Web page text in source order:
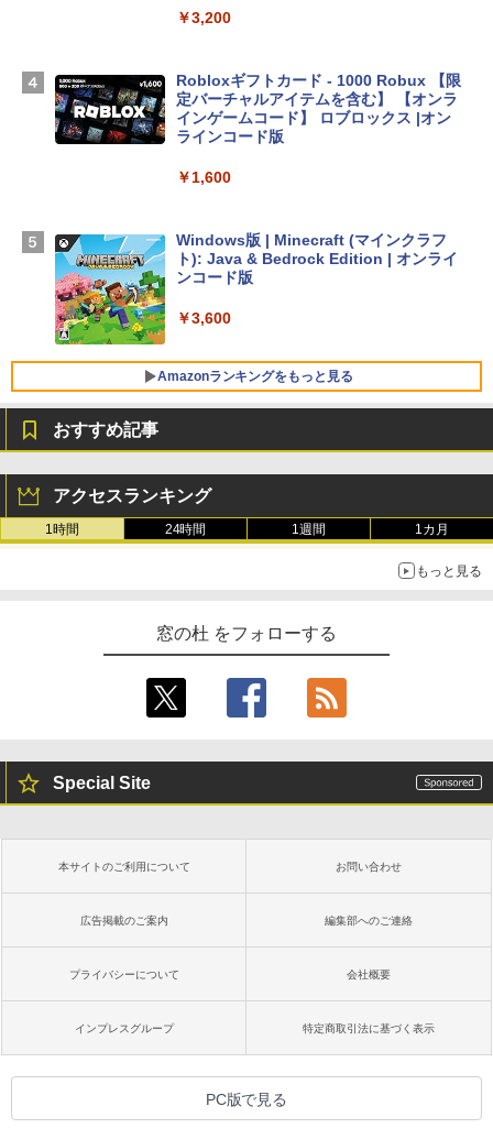
igence、13.6インチLiquid Retinaディ
ームカメラ、日本語キーボード、Touch I
D - ミッドナイト
￥298,901
SSD インテル Core 5
￥129,800
Core i5/16GB/SSD 512GB/ホワイト) FM
VWK3E15W_AZ
￥3,200
Robloxギフトカード - 1000 Robux 【限
定バーチャルアイテムを含む】 【オンラ
インゲームコード】 ロブロックス |オン
ラインコード版
￥1,600
Windows版 | Minecraft (マインクラフ
ト): Java & Bedrock Edition | オンライ
ンコード版
￥3,600
Amazonランキングをもっと見る
￥1,766
出す プロンプトの言葉 AI画像生成シリー
ズ (はぴーイラストLabo)
￥480
非エンジニア 初心者 素人 でも安心 使い
方 マニュアル AI副業にもコンテンツ作成
にもKindle出版にも！ 非エンジニアのた
￥99
1冊ですべて身につくHTML & CSSとWe
bデザイン入門講座［第2版］
￥2,326
ードウェア・市販ソフトウェアのパーフ
ェクトリストと最新エミュレータ紹介
ンチディスプレイ、色調調節ライト、12
週間持続バッテリー、広告なし、ブラッ
ク
Amazon Kindle - 目に優しい、かさばら
ない、大きな画面で読みやすい、6週間持
書籍リーダー、ブラック、16GB、広告な
Kindle Paperwhite シグニチャーエディ
るさ自動調整、色調調節ライト、12週間
持続バッテリー、広告なし、メタリック
Amazon Kindle Colorsoft | 16GBストレ
ージ、防水、7インチカラーディスプレ
イ、色調調節ライト、最大8週間持続バッ
テリー、広告無し、ブラック (2025年発
売)
￥31,980
おすすめ記事
アクセスランキング
1時間 24時間 1週間 1カ月
もっと見る
窓の杜 をフォローする
Special Site
本サイトのご利用について お問い合わせ
広告掲載のご案内 編集部へのご連絡
プライバシーについて 会社概要
インプレスグループ 特定商取引法に基づく表示
PC版で見る